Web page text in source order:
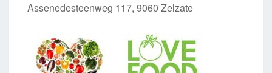
Assenedesteenweg 117, 9060 Zelzate